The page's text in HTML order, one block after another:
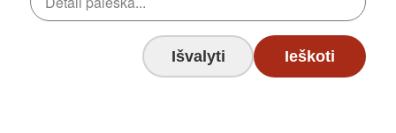
Išvalyti Ieškoti